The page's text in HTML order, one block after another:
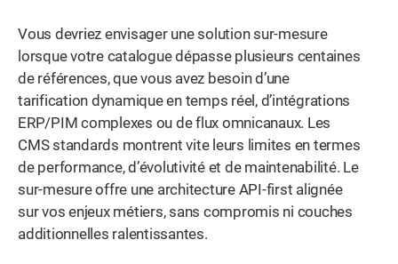
Vous devriez envisager une solution sur-mesure
lorsque votre catalogue dépasse plusieurs centaines
de références, que vous avez besoin d’une
tarification dynamique en temps réel, d’intégrations
ERP/PIM complexes ou de flux omnicanaux. Les
CMS standards montrent vite leurs limites en termes
de performance, d’évolutivité et de maintenabilité. Le
sur-mesure offre une architecture API-first alignée
sur vos enjeux métiers, sans compromis ni couches
additionnelles ralentissantes.